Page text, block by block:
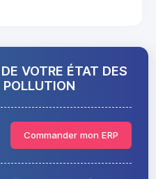
VOTRE ÉTAT DES
POLLUTION
Commander mon ERP